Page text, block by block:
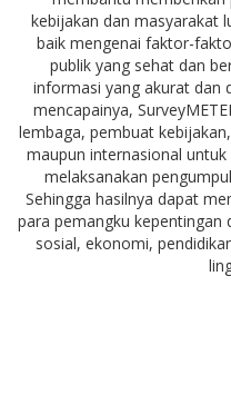
kebijakan dan masyarakat
baik mengenai faktor-
publik yang sehat dan
informasi yang akurat dan
mencapainya,
lembaga, pembuat
maupun internasional
melaksanakan
Sehingga hasilnya dapat
para pemangku kepentingan
sosial, ekonomi,